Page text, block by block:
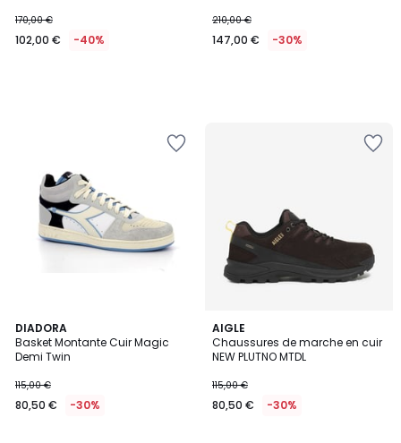
170,00 €
102,00 € -40%
210,00 €
147,00 € -30%
DIADORA
Basket Montante Cuir Magic
Demi Twin
115,00 €
80,50 € -30%
AIGLE
Chaussures de marche en cuir
NEW PLUTNO MTDL
115,00 €
80,50 € -30%